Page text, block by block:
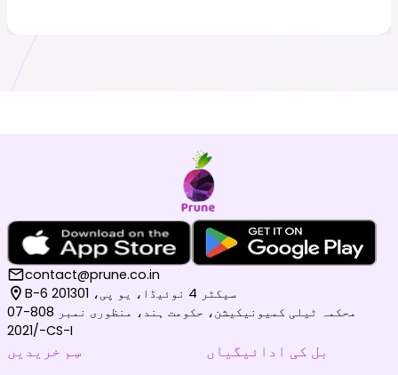
contact@prune.co.in
B-6 سیکٹر 4 نوئیڈا، یو پی، 201301
محکمہ ٹیلی کمیونیکیشن، حکومت ہند، منظوری نمبر 808-07
/2021-CS-I
سِم خریدیں بل کی ادائیگیاں